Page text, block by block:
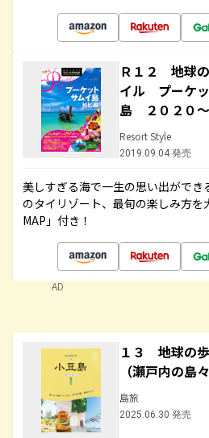
Ｒ１２ 地球
イル プーケ
島 ２０２０
Resort Style
2019.09.04 発売
美しすぎる海で一生の思い出がで
のタイリゾート、最旬の楽しみ方
MAP」付き！
AD
１３ 地球の
（瀬戸内の
島旅
2025.06.30 発売